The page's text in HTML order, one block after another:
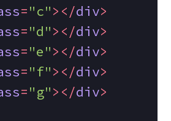
="c"> </div>
="d"> </div>
="e"> </div>
="f"> </div>
="g"> </div>